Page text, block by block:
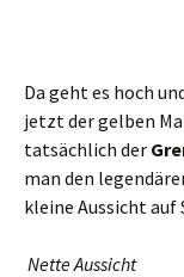
Da geht es hoch
jetzt der gelben
tatsächlich der
man den
kleine Aussicht auf
Nette Aussicht